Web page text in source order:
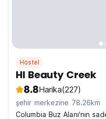
Hostel
HI Beauty Creek
8.8Harika(227)
şehir merkezine 78.26km
Columbia Buz Alanı'nın